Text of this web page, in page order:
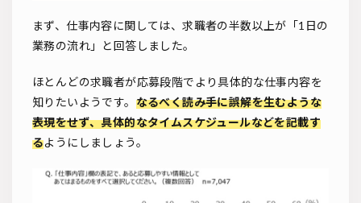
まず、仕事内容に関しては、求職者の半数以上が「1日の
業務の流れ」と回答しました。
ほとんどの求職者が応募段階でより具体的な仕事内容を
知りたいようです。 なるべく読み手に誤解を生むような
表現をせず、具体的なタイムスケジュールなどを記載す
るようにしましょう。